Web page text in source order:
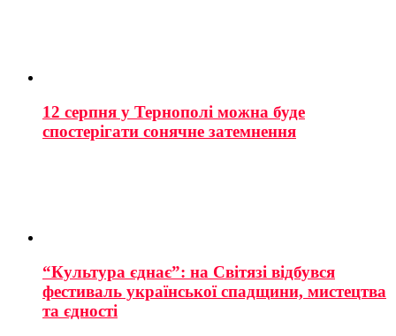
12 серпня у Тернополі можна буде
спостерігати сонячне затемнення
“Культура єднає”: на Світязі відбувся
фестиваль української спадщини, мистецтва
та єдності